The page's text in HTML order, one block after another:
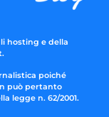
hosting e della
poiché
può pertanto
legge n. 62/2001.